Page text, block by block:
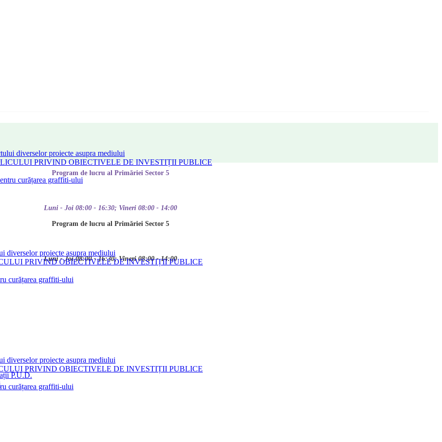
diverselor proiecte asupra mediului
PRIVIND OBIECTIVELE DE INVESTIȚII PUBLICE
curățarea graffiti-ului
P.U.D.
Program de lucru al Primăriei Sector 5
Luni - Joi 08:00 - 16:30; Vineri 08:00 - 14:00
Program de lucru al Primăriei Sector 5
Luni - Joi 08:00 - 16:30; Vineri 08:00 - 14:00
diverselor proiecte asupra mediului
PRIVIND OBIECTIVELE DE INVESTIȚII PUBLICE
curățarea graffiti-ului
diverselor proiecte asupra mediului
PRIVIND OBIECTIVELE DE INVESTIȚII PUBLICE
curățarea graffiti-ului